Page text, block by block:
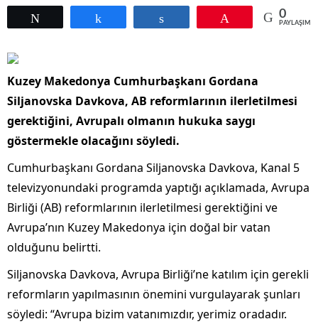
0
Kuzey Makedonya Cumhurbaşkanı Gordana
Siljanovska Davkova, AB reformlarının ilerletilmesi
gerektiğini, Avrupalı olmanın hukuka saygı
göstermekle olacağını söyledi.
Cumhurbaşkanı Gordana Siljanovska Davkova, Kanal 5
televizyonundaki programda yaptığı açıklamada, Avrupa
Birliği (AB) reformlarının ilerletilmesi gerektiğini ve
Avrupa’nın Kuzey Makedonya için doğal bir vatan
olduğunu belirtti.
Siljanovska Davkova, Avrupa Birliği’ne katılım için gerekli
reformların yapılmasının önemini vurgulayarak şunları
söyledi: “Avrupa bizim vatanımızdır, yerimiz oradadır.